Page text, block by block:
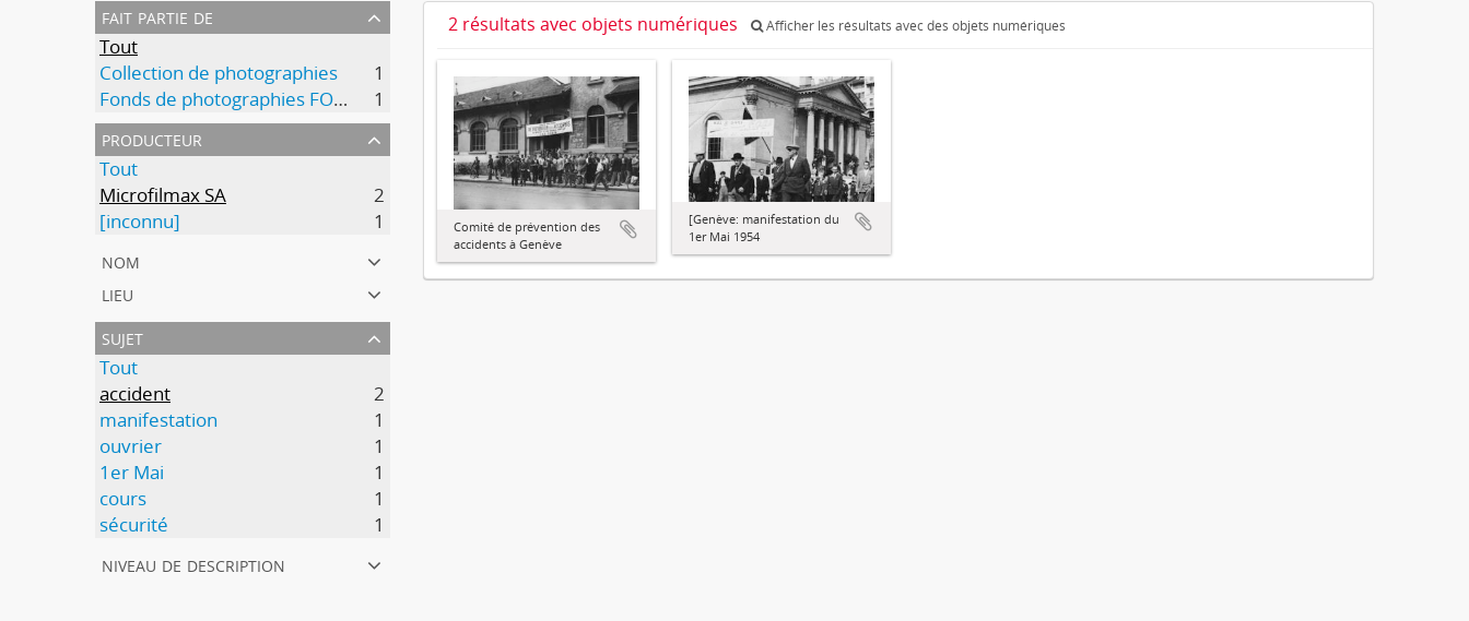
fait partie de
Tout
Collection de photographies
1
Fonds de photographies FOBB
1
producteur
Tout
Microfilmax SA
2
[inconnu]
1
nom
lieu
sujet
Tout
accident
2
manifestation
1
ouvrier
1
1er Mai
1
cours
1
sécurité
1
niveau de description
2 résultats avec objets numériques Afficher les résultats avec des objets numériques
Comité de prévention des
accidents à Genève
[Genève: manifestation du
1er Mai 1954